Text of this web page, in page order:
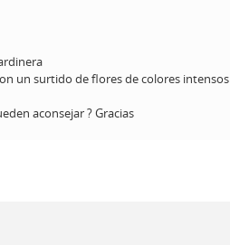
un surtido de flores de colores
aconsejar ? Gracias